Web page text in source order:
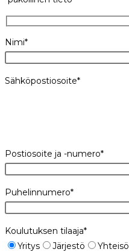
Nimi*
Sähköpostiosoite*
Postiosoite ja -numero*
Puhelinnumero*
Koulutuksen tilaaja*
Yritys
Järjestö Yhteisö